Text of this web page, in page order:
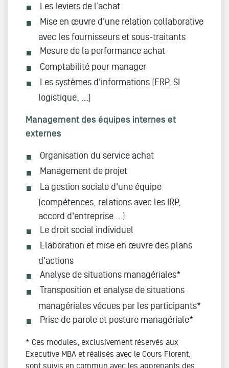
Les leviers de l’achat
Mise en œuvre d'une relation collaborative
avec les fournisseurs et sous-traitants
Mesure de la performance achat
Comptabilité pour manager
Les systèmes d'informations (ERP, SI
logistique, …)
Management des équipes internes et
externes
Organisation du service achat
Management de projet
La gestion sociale d'une équipe
(compétences, relations avec les IRP,
accord d'entreprise …)
Le droit social individuel
Elaboration et mise en œuvre des plans
d'actions
Analyse de situations managériales*
Transposition et analyse de situations
managériales vécues par les participants*
Prise de parole et posture managériale*
* Ces modules, exclusivement réservés aux
Executive MBA et réalisés avec le Cours Florent,
sont suivis en commun avec les apprenants des